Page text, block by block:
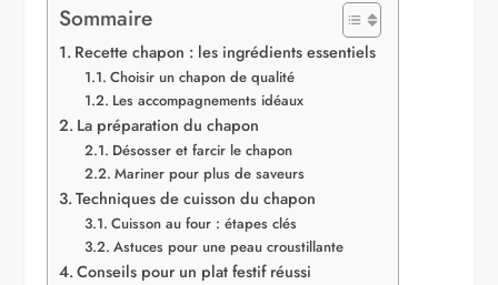
Sommaire
Recette chapon : les ingrédients essentiels
Choisir un chapon de qualité
Les accompagnements idéaux
La préparation du chapon
Désosser et farcir le chapon
Mariner pour plus de saveurs
Techniques de cuisson du chapon
Cuisson au four : étapes clés
Astuces pour une peau croustillante
Conseils pour un plat festif réussi